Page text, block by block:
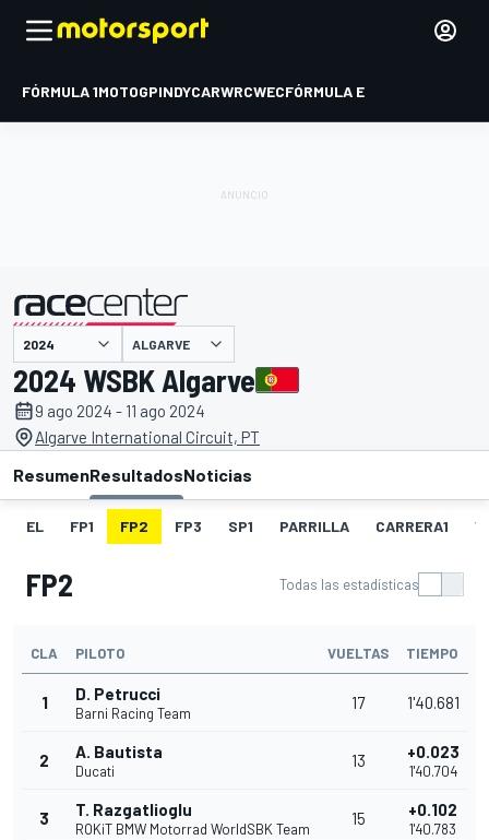
FÓRMULA 1MOTOGPINDYCARWRCWECFÓRMULA E
presentado por ALGARVE
2024 WSBK Algarve
9 ago 2024 - 11 ago 2024
Algarve International Circuit, PT
ResumenResultadosNoticias
EL FP1 FP2 FP3 SP1 PARRILLA CARRERA1
FP2 Todas las estadísticas
CLA PILOTO VUELTAS TIEMPO
1 D. Petrucci
Barni Racing Team
17 1'40.681
2 A. Bautista
Ducati
13 +0.023
1'40.704
3 T. Razgatlioglu
ROKiT BMW Motorrad WorldSBK Team
15 +0.102
1'40.783